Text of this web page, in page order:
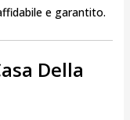
e garantito.
Della